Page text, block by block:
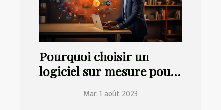
Pourquoi choisir un
logiciel sur mesure pour
Mar. 1 août 2023